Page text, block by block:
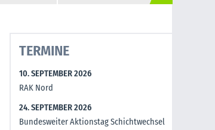
TERMINE
10. SEPTEMBER 2026
RAK Nord
24. SEPTEMBER 2026
Bundesweiter Aktionstag Schichtwechsel